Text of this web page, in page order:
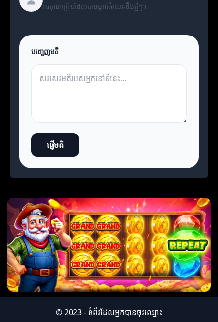
អរគុណច្រើនដែលបានផ្តល់ចំណេះដឹងថ្មីៗ។
បញ្ចេញមតិ
ផ្ញើមតិ
© 2023 - ទំព័រដែលអ្នកបានចុះឈ្មោះ